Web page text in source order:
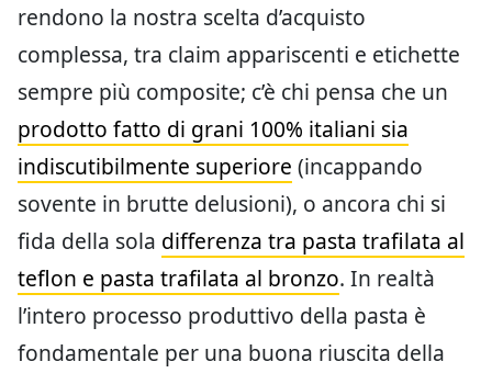
rendono la nostra scelta d’acquisto
complessa, tra claim appariscenti e etichette
sempre più composite; c’è chi pensa che un
prodotto fatto di grani 100% italiani sia
indiscutibilmente superiore (incappando
sovente in brutte delusioni), o ancora chi si
fida della sola differenza tra pasta trafilata al
teflon e pasta trafilata al bronzo. In realtà
l’intero processo produttivo della pasta è
fondamentale per una buona riuscita della